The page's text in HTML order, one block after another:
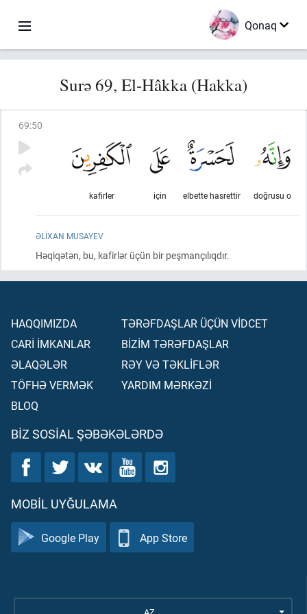
Qonaq
Surə 69, El-Hâkka (Hakka)
69:50
doğrusu o
elbette hasrettir
için
kafirler
ƏLIXAN MUSAYEV
Həqiqətən, bu, kafirlər üçün bir peşmançılıqdır.
HAQQIMIZDA
CARİ İMKANLAR
ƏLAQƏLƏR
TÖFHƏ VERMƏK
BLOQ
TƏRƏFDAŞLAR ÜÇÜN VİDCET
BİZİM TƏRƏFDAŞLAR
RƏY VƏ TƏKLİFLƏR
YARDIM MƏRKƏZİ
BIZ SOSIAL ŞƏBƏKƏLƏRDƏ
MOBIL UYĞULAMA
Google Play App Store